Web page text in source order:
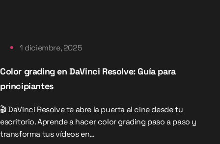
1 diciembre, 2025
Color grading en DaVinci Resolve: Guía para
principiantes
🎬 DaVinci Resolve te abre la puerta al cine desde tu
escritorio. Aprende a hacer color grading paso a paso y
transforma tus vídeos en…